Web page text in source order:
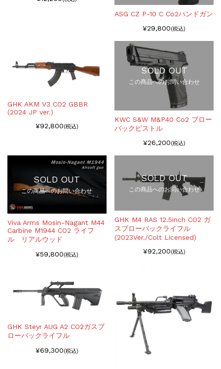
ASG CZ P-10 C Co2ハンドガン
¥29,800(税込)
GHK AKM V3 CO2 GBBR
(2024 JP ver.)
¥92,800(税込)
SOLD OUT
この商品へのお問い合わせ
KWC S&W M&P40 Co2 ブロー
バックピストル
¥26,200(税込)
SOLD OUT
この商品へのお問い合わせ
Viva Arms Mosin-Nagant M44
Carbine M1944 CO2 ライフ
ル リアルウッド
¥59,800(税込)
SOLD OUT
この商品へのお問い合わせ
GHK M4 RAS 12.5inch CO2 ガ
スブローバックライフル
(2023Ver./Colt Licensed)
¥92,200(税込)
GHK Steyr AUG A2 CO2ガスブ
ローバックライフル
¥69,300(税込)